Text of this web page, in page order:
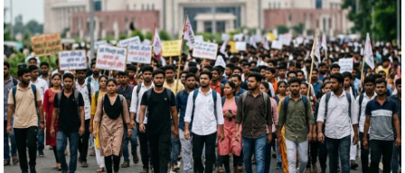
प्र
भु
म
हि
मा
ध